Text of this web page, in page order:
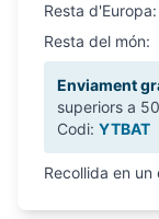
Resta d'Europa:
Resta del món:
Enviament
superiors a
Codi: YTBAT
Recollida en